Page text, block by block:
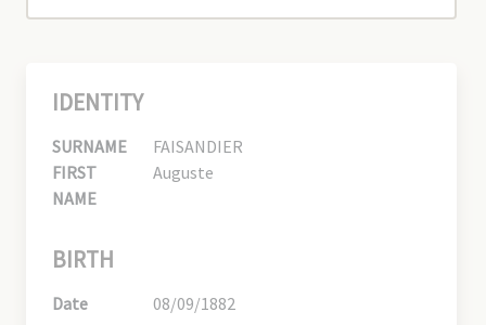
IDENTITY
SURNAME
FAISANDIER
FIRST
NAME
Auguste
BIRTH
Date
08/09/1882